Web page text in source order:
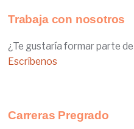
Trabaja con nosotros
¿Te gustaría formar parte de
Escríbenos
Carreras Pregrado